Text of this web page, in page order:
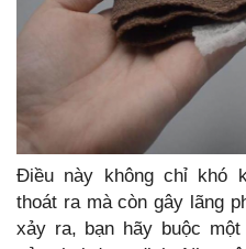
Điều này không chỉ khó
thoát ra mà còn gây lãng
xảy ra, bạn hãy buộc